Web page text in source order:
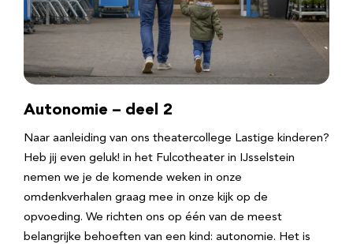
Autonomie – deel 2
Naar aanleiding van ons theatercollege Lastige kinderen?
Heb jij even geluk! in het Fulcotheater in IJsselstein
nemen we je de komende weken in onze
omdenkverhalen graag mee in onze kijk op de
opvoeding. We richten ons op één van de meest
belangrijke behoeften van een kind: autonomie. Het is